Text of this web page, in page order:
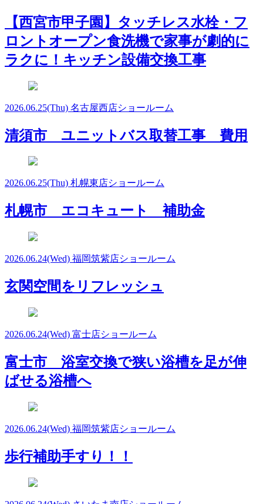
【西宮市甲子園】タッチレス水栓・フ
ロントオープン食洗機で家事が劇的に
ラクに！キッチン設備交換工事
2026.06.25(Thu) 名古屋西店ショールーム
清須市 ユニットバス取替工事 費用
2026.06.25(Thu) 札幌東店ショールーム
札幌市 エコキュート 補助金
2026.06.24(Wed) 福岡筑紫店ショールーム
玄関空間をリフレッシュ
2026.06.24(Wed) 富士店ショールーム
富士市 浴室交換で狭い浴槽を足が伸
ばせる浴槽へ
2026.06.24(Wed) 福岡筑紫店ショールーム
歩行補助手すり！！